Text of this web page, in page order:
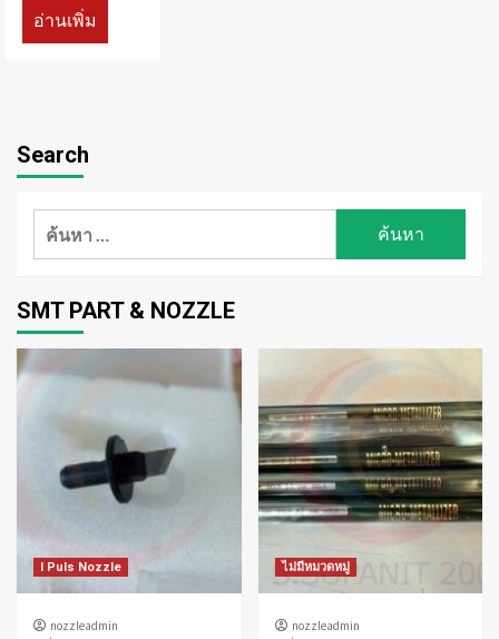
อ่านเพิ่ม
Search
ค้นหา
SMT PART & NOZZLE
I Puls Nozzle
nozzleadmin
ไม่มีหมวดหมู่
nozzleadmin